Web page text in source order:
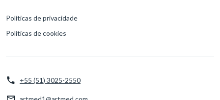
Políticas de privacidade
Políticas de cookies
+55 (51) 3025-2550